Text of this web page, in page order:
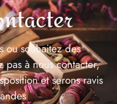
ou souhaitez des
pas à nous contacter,
et serons ravis